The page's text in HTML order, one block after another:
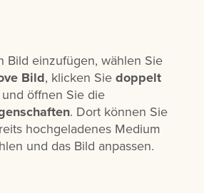
Bild einzufügen, wählen Sie
Bild, klicken Siedoppelt
öffnen Sie die
. Dort können Sie
hochgeladenes Medium
und das Bild anpassen.